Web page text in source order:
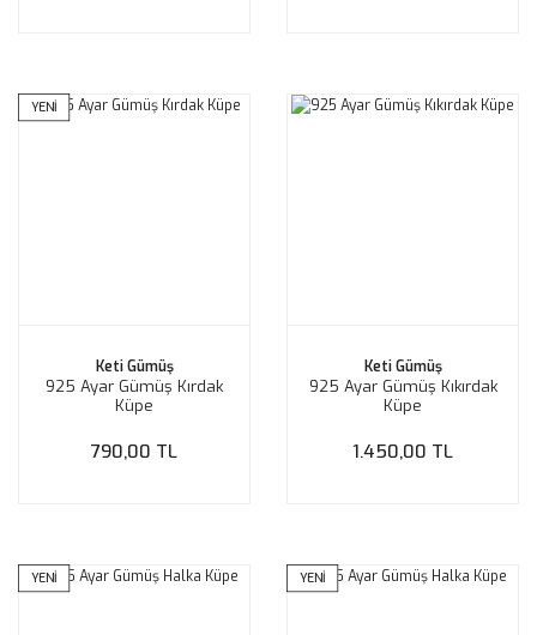
YENİ
Keti Gümüş
925 Ayar Gümüş Kırdak
Küpe
790,00 TL
Keti Gümüş
925 Ayar Gümüş Kıkırdak
Küpe
1.450,00 TL
YENİ YENİ